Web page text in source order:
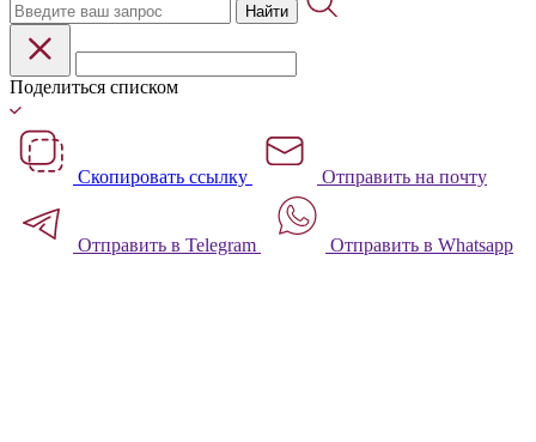
Найти
Поделиться списком
Скопировать ссылку Отправить на почту
Отправить в Telegram Отправить в Whatsapp